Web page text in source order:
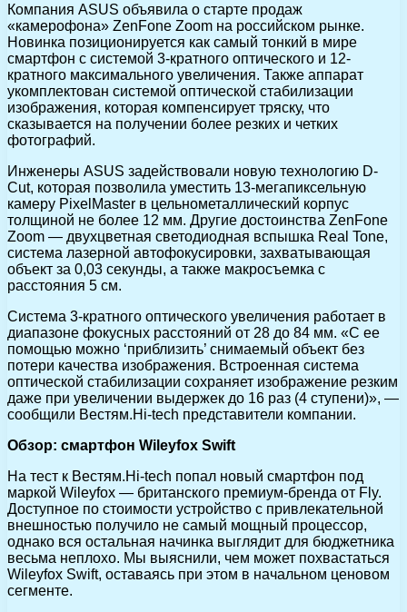
Компания ASUS объявила о старте продаж
«камерофона» ZenFone Zoom на российском рынке.
Новинка позиционируется как самый тонкий в мире
смартфон с системой 3-кратного оптического и 12-
кратного максимального увеличения. Также аппарат
укомплектован системой оптической стабилизации
изображения, которая компенсирует тряску, что
сказывается на получении более резких и четких
фотографий.
Инженеры ASUS задействовали новую технологию D-
Cut, которая позволила уместить 13-мегапиксельную
камеру PixelMaster в цельнометаллический корпус
толщиной не более 12 мм. Другие достоинства ZenFone
Zoom — двухцветная светодиодная вспышка Real Tone,
система лазерной автофокусировки, захватывающая
объект за 0,03 секунды, а также макросъемка с
расстояния 5 см.
Система 3-кратного оптического увеличения работает в
диапазоне фокусных расстояний от 28 до 84 мм. «С ее
помощью можно ‘приблизить’ снимаемый объект без
потери качества изображения. Встроенная система
оптической стабилизации сохраняет изображение резким
даже при увеличении выдержек до 16 раз (4 ступени)», —
сообщили Вестям.Hi-tech представители компании.
Обзор: смартфон Wileyfox Swift
На тест к Вестям.Hi-tech попал новый смартфон под
маркой Wileyfox — британского премиум-бренда от Fly.
Доступное по стоимости устройство с привлекательной
внешностью получило не самый мощный процессор,
однако вся остальная начинка выглядит для бюджетника
весьма неплохо. Мы выяснили, чем может похвастаться
Wileyfox Swift, оставаясь при этом в начальном ценовом
сегменте.